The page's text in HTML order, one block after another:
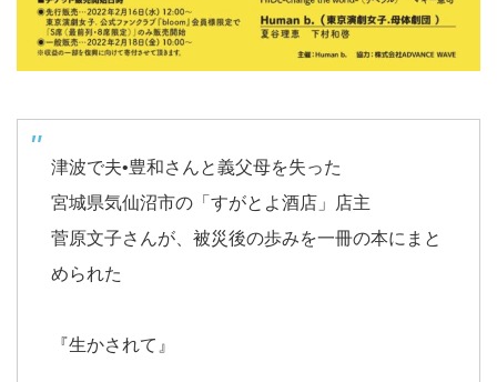
津波で夫•豊和さんと義父母を失った
宮城県気仙沼市の「すがとよ酒店」店主
菅原文子さんが、被災後の歩みを一冊の本にまと
められた
『生かされて』